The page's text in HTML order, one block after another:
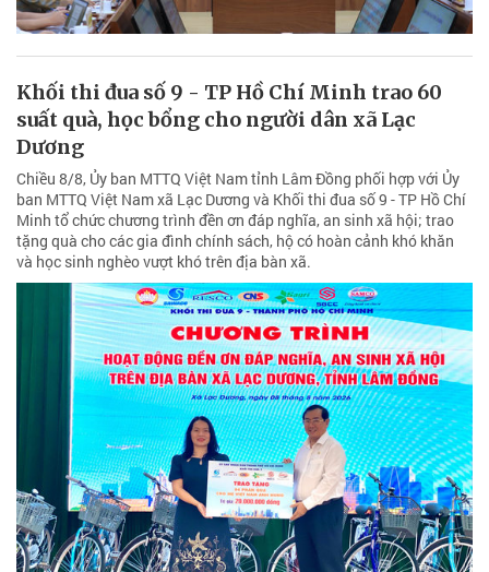
Khối thi đua số 9 - TP Hồ Chí Minh trao 60
suất quà, học bổng cho người dân xã Lạc
Dương
Chiều 8/8, Ủy ban MTTQ Việt Nam tỉnh Lâm Đồng phối hợp với Ủy
ban MTTQ Việt Nam xã Lạc Dương và Khối thi đua số 9 - TP Hồ Chí
Minh tổ chức chương trình đền ơn đáp nghĩa, an sinh xã hội; trao
tặng quà cho các gia đình chính sách, hộ có hoàn cảnh khó khăn
và học sinh nghèo vượt khó trên địa bàn xã.